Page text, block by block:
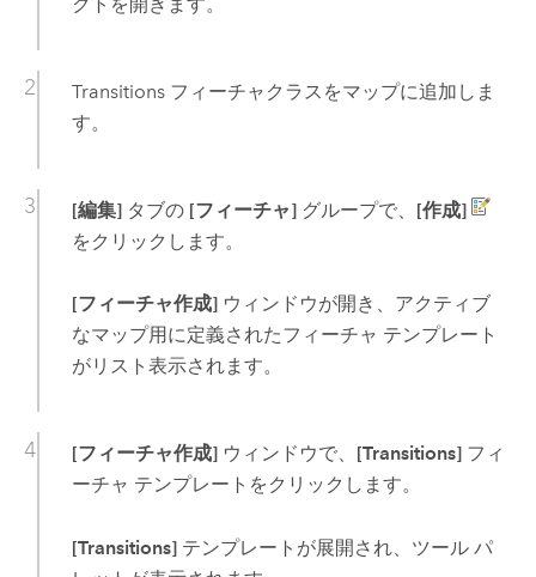
Transitions フィーチャクラスをマップに追加しま
す。
[編集]タブの [フィーチャ]グループで、 [作成]
をクリックします。
[フィーチャ作成]ウィンドウが開き、アクティブ
なマップ用に定義されたフィーチャ テンプレート
がリスト表示されます。
[フィーチャ作成]ウィンドウで、 [Transitions]フィ
ーチャ テンプレートをクリックします。
[Transitions]テンプレートが展開され、ツール パ